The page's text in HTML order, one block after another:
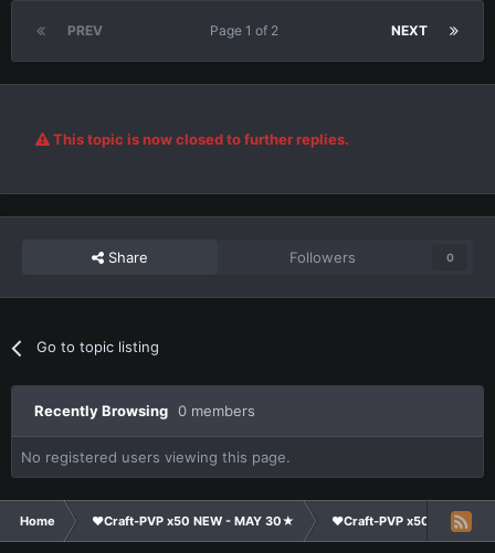
PREV NEXT
Page 1 of 2
This topic is now closed to further replies.
Share Followers 0
Go to topic listing
Recently Browsing 0 members
No registered users viewing this page.
Home ❤Craft-PVP x50 NEW - MAY 30★ ❤Craft-PVP x50★